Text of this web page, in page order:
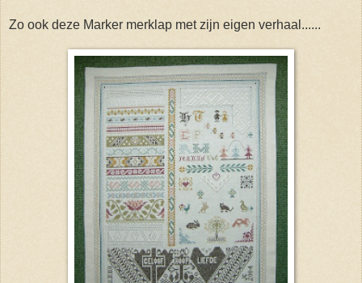
Zo ook deze Marker merklap met zijn eigen verhaal......